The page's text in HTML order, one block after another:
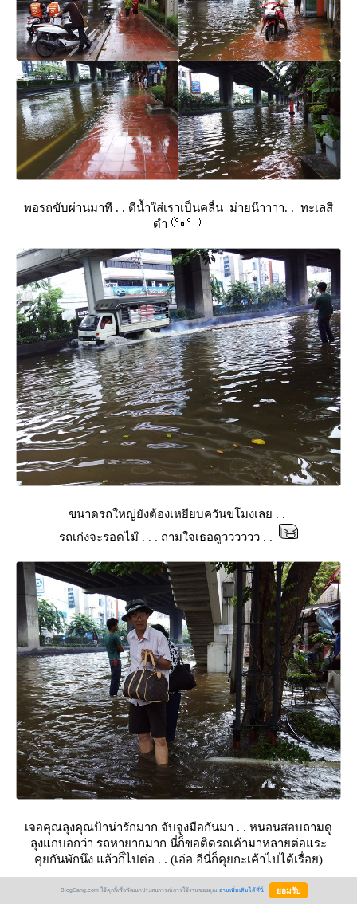
พอรถขับผ่านมาที . . ตีน้ำใส่เราเป็นคลื่น ม่ายน๊าาาา. . ทะเลสี
ดำ
ขนาดรถใหญ่ยังต้องเหยียบควันขโมงเลย . .
รถเก๋งจะรอดไม๊ . . . ถามใจเธอดูวววววว . .
เจอคุณลุงคุณป้าน่ารักมาก จับจูงมือกันมา . . หนอนสอบถามดู
ลุงแกบอกว่า รถหายากมาก นี่ก็ขอติดรถเค้ามาหลายต่อแระ
คุยกันพักนึง แล้วก็ไปต่อ . . (เอ่อ อีนี่ก็คุยกะเค้าไปได้เรื่อย)
BlogGang.com ใช้คุกกี้เพื่อพัฒนาประสบการณ์การใช้งานของคุณ อ่านเพิ่มเติมได้ที่นี่